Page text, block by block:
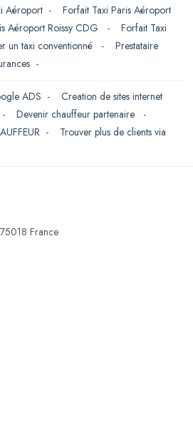
Aéroport - Forfait Taxi Paris Aéroport
Aéroport Roissy CDG - Forfait Taxi
un taxi conventionné - Prestataire
-
ADS - Creation de sites internet
- Devenir chauffeur partenaire
-
- Trouver plus de clients via
France